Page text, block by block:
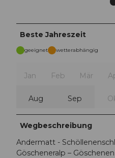
Beste Jahreszeit
geeignet wetterabhängig
Jan Feb Mär
Aug Sep
Wegbeschreibung
Andermatt -
Göscheneralp – Göschenen